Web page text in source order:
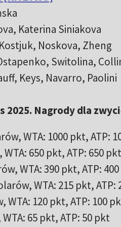
Katerina Siniakova
Noskova, Zheng
Switolina,
Keys, Navarro, Paolini
2025. Nagrody dla
WTA: 1000 pkt, ATP:
650 pkt, ATP: 650 pkt
WTA: 390 pkt, ATP:
WTA: 215 pkt, ATP:
WTA: 120 pkt, ATP: 100
65 pkt, ATP: 50 pkt